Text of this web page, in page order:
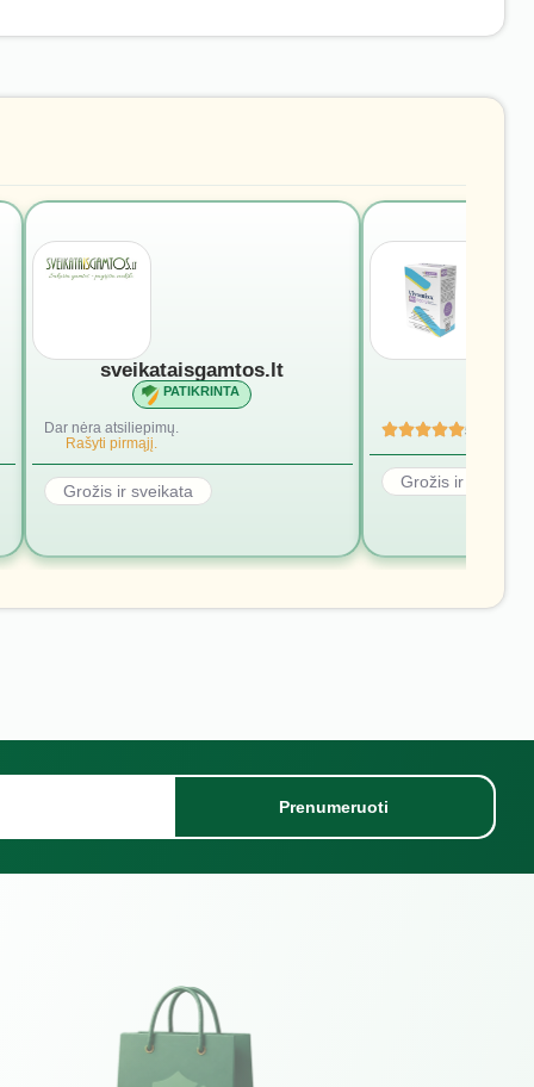
sveikataisgamtos.lt
PATIKRINTA
Dar nėra atsiliepimų.
Rašyti pirmąjį.
Grožis ir sveikata
5
Grožis ir sveikata
Prenumeruoti